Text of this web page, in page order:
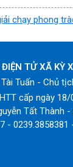
chạy phong
TỬ XÃ KỲ
Tuấn - Chủ
cấp ngày
Tất Thành
- 0239.3858381